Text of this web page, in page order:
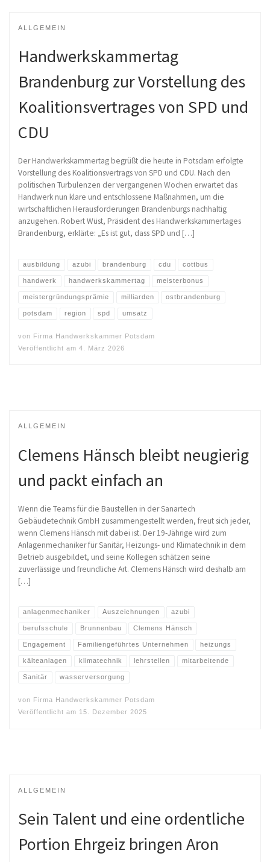
ALLGEMEIN
Handwerkskammertag
Brandenburg zur Vorstellung des
Koalitionsvertrages von SPD und
CDU
Der Handwerkskammertag begrüßt die heute in Potsdam erfolgte
Vorstellung des Koalitionsvertrags von SPD und CDU. Nach den
politischen Turbulenzen der vergangenen Wochen erwartet das
Handwerk nun klare und entschlossene Maßnahmen, um die
wirtschaftlichen Herausforderungen Brandenburgs nachhaltig
anzugehen. Robert Wüst, Präsident des Handwerkskammertages
Brandenburg, erklärte: „Es ist gut, dass SPD und […]
ausbildung azubi brandenburg cdu cottbus
handwerk handwerkskammertag meisterbonus
meistergründungsprämie milliarden ostbrandenburg
potsdam region spd umsatz
von Firma Handwerkskammer Potsdam
Veröffentlicht am 4. März 2026
ALLGEMEIN
Clemens Hänsch bleibt neugierig
und packt einfach an
Wenn die Teams für die Baustellen in der Sanartech
Gebäudetechnik GmbH zusammengestellt werden, freut sich jeder,
wenn Clemens Hänsch mit dabei ist. Der 19-Jährige wird zum
Anlagenmechaniker für Sanitär, Heizungs- und Klimatechnik in dem
Betrieb ausgebildet, und seine Kollegen schätzen seine
zuverlässige und freundliche Art. Clemens Hänsch wird deshalb am
[…]
anlagenmechaniker Auszeichnungen azubi
berufsschule Brunnenbau Clemens Hänsch
Engagement Familiengeführtes Unternehmen heizungs
kälteanlagen klimatechnik lehrstellen mitarbeitende
Sanitär wasserversorgung
von Firma Handwerkskammer Potsdam
Veröffentlicht am 15. Dezember 2025
ALLGEMEIN
Sein Talent und eine ordentliche
Portion Ehrgeiz bringen Aron